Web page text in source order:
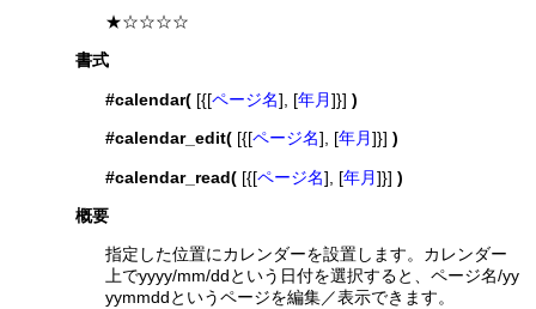
★☆☆☆☆
書式
#calendar( [{[ページ名], [年月]}])
#calendar_edit( [{[ページ名], [年月]}])
#calendar_read( [{[ページ名], [年月]}])
概要
指定した位置にカレンダーを設置します。カレンダー
上でyyyy/mm/ddという日付を選択すると、ページ名/yy
yymmddというページを編集／表示できます。